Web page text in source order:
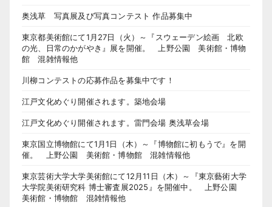
奥浅草 写真展及び写真コンテスト 作品募集中
東京都美術館にて1月27日（火）～『スウェーデン絵画 北欧
の光、日常のかがやき』展を開催。 上野公園 美術館・博物
館 混雑情報他
川柳コンテストの応募作品を募集中です！
江戸文化めぐり開催されます。築地会場
江戸文化めぐり開催されます。雷門会場 奥浅草会場
東京国立博物館にて1月1日（木）～『博物館に初もうで』を開
催。 上野公園 美術館・博物館 混雑情報他
東京芸術大学大学美術館にて12月11日（木）～『東京藝術大学
大学院美術研究科 博士審査展2025』を開催中。 上野公園
美術館・博物館 混雑情報他